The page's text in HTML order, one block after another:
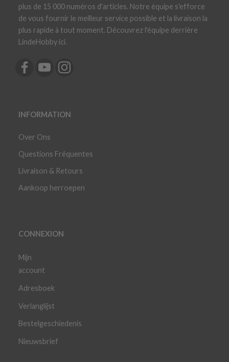
plus de 15 000 numéros d'articles. Notre équipe s'efforce
de vous fournir le meilleur service possible et la livraison la
plus rapide à tout moment. Découvrez l'équipe derrière
LindeHobby ici.
INFORMATION
Over Ons
Questions Fréquentes
Livraison & Retours
Aankoop herroepen
CONNEXION
Mijn
account
Adresboek
Verlanglijst
Bestelgeschiedenis
Nieuwsbrief